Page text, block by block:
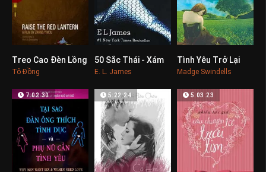
0
Treo Cao Đèn Lồng
Tô Đồng
0
50 Sắc Thái - Xám
E. L. James
Tình Yêu Trở Lại
Madge Swindells
7:02:30 5:22:24 5:03:23